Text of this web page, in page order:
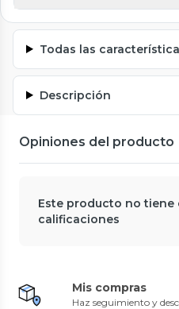
Todas las
Descripción
Opiniones del producto
Este producto no tiene
calificaciones
Mis compras
Haz seguimiento y